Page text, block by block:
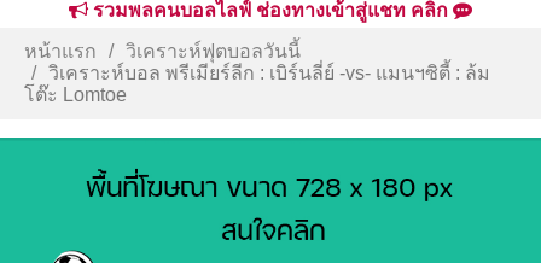
รวมพลคนบอลไลฟ์ ช่องทางเข้าสู่แชท คลิก
หน้าแรก
วิเคราะห์ฟุตบอลวันนี้
วิเคราะห์บอล พรีเมียร์ลีก : เบิร์นลี่ย์ -vs- แมนฯซิตี้ : ล้ม
โต๊ะ Lomtoe